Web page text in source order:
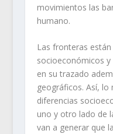
movimientos las
humano.
Las fronteras
socioeconómicos
en su trazado
geográficos. Así,
diferencias
uno y otro lado de
van a generar que